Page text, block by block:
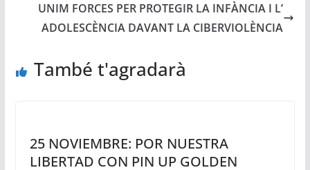
UNIM FORCES PER PROTEGIR LA INFÀNCIA I L’
ADOLESCÈNCIA DAVANT LA CIBERVIOLÈNCIA
També t'agradarà
25 NOVIEMBRE: POR NUESTRA
LIBERTAD CON PIN UP GOLDEN